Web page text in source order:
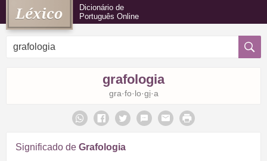
Dicionário de
Português Online
grafologia
gra·fo·lo·gi·a
Significado de Grafologia